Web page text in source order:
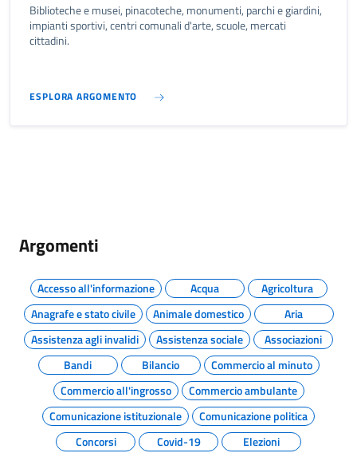
Biblioteche e musei, pinacoteche, monumenti, parchi e giardini,
impianti sportivi, centri comunali d'arte, scuole, mercati
cittadini.
ESPLORA ARGOMENTO
Argomenti
Accesso all'informazione Acqua
Agricoltura
Anagrafe e stato civile
Animale domestico
Aria
Assistenza agli invalidi
Assistenza sociale
Associazioni
Bandi
Bilancio
Commercio al minuto
Commercio all'ingrosso
Commercio ambulante
Comunicazione istituzionale
Comunicazione politica
Concorsi
Covid-19 Elezioni